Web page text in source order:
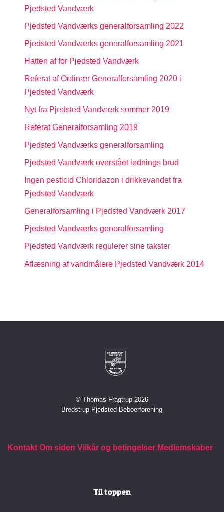
Pjedsted Vandværk
Pjedsted Vandværks generalforsamling 2022
Pjedsted Vandværks generalforsamling 2021
Hatten af for Pjedsted Vandværk
Referat af Ordinær Generalforsamling 2020 i
Pjedsted Vandværk
Nyt fra Pjedsted Vandværk sommer 2019
Referat Generalforsamling 2019
Pjedsted Vandværks generalforsamling
Pjedsted Vandværk overstået lednings brud
Ingen pesticid Chloridazon i drikkevandet fra
Pjedsted Vandværk
Generalforsamling i Pjedsted Vandværk 2017
Pjedsted Vandværks generalforsamling
Pjedsted Vandværk regulerer sine takster
Aflæsning af vandmålere Pjedsted Vandværk 2014
© Thomas Fragtrup 2026
Bredstrup-Pjedsted Beboerforening
Kontakt Om siden Vilkår og betingelser Medlemskaber
Til toppen